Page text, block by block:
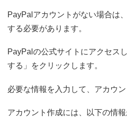
PayPalアカウントがない場合は
する必要があります。
PayPalの公式サイトにアクセス
する」をクリックします。
必要な情報を入力して、アカウン
アカウント作成には、以下の情報